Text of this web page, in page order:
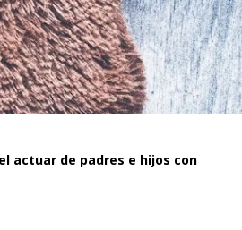
actuar de padres e hijos con